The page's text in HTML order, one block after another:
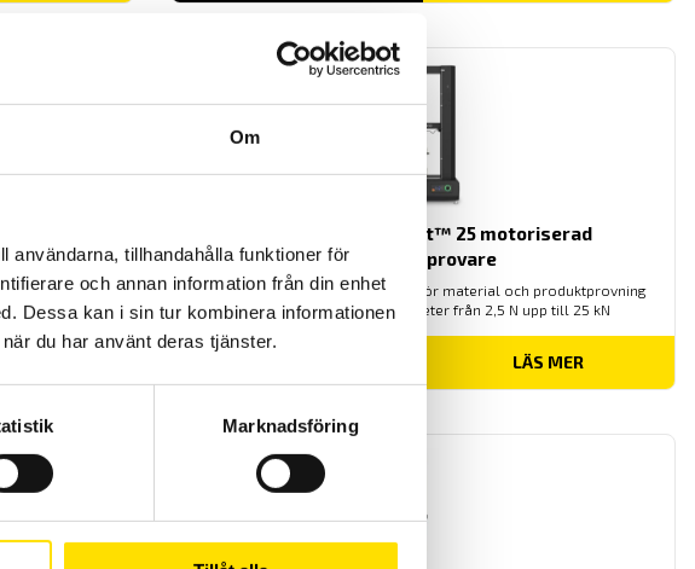
Om
användarna, tillhandahålla funktioner för
och annan information från din enhet
Dessa kan i sin tur kombinera informationen
du har använt deras tjänster.
Marknadsföring
till 7500 N
Mecmesin OmniTest™ 25 motoriserad
materialprovare
PC styrd provställ/dragprovare för material och produktprovning
från Mecmesin med kapaciteter från 2,5 N upp till 25 kN
LÄS MER